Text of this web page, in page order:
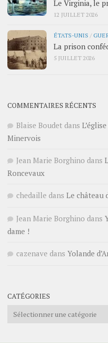
Le Virginia, le
12 JUILLET 2026
ÉTATS-UNIS /
La prison
5 JUILLET 2026
COMMENTAIRES RÉCENTS
Blaise Boudet dans
Minervois
Jean Marie Borghino dans
Roncevaux
chedaille dans Le château
Jean Marie Borghino dans
dame !
cazenave dans Yolande
CATÉGORIES
Catégories